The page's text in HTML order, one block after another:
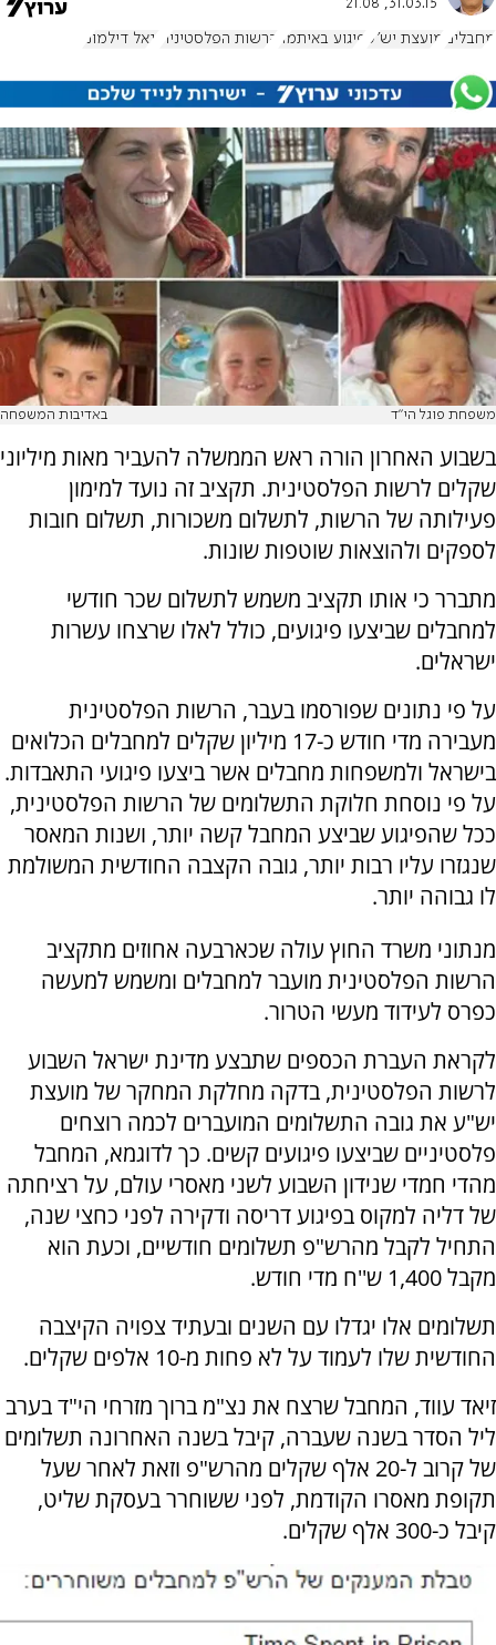
מחבלים מועצת יש"ע פיגוע באיתמר הרשות הפלסטינית יגאל דילמוני
משפחת פוגל הי"ד באדיבות המשפחה
בשבוע האחרון הורה ראש הממשלה להעביר מאות מיליוני
שקלים לרשות הפלסטינית. תקציב זה נועד למימון
פעילותה של הרשות, לתשלום משכורות, תשלום חובות
לספקים ולהוצאות שוטפות שונות.
מתברר כי אותו תקציב משמש לתשלום שכר חודשי
למחבלים שביצעו פיגועים, כולל לאלו שרצחו עשרות
ישראלים.
על פי נתונים שפורסמו בעבר, הרשות הפלסטינית
מעבירה מדי חודש כ-17 מיליון שקלים למחבלים הכלואים
בישראל ולמשפחות מחבלים אשר ביצעו פיגועי התאבדות.
על פי נוסחת חלוקת התשלומים של הרשות הפלסטינית,
ככל שהפיגוע שביצע המחבל קשה יותר, ושנות המאסר
שנגזרו עליו רבות יותר, גובה הקצבה החודשית המשולמת
לו גבוהה יותר.
מנתוני משרד החוץ עולה שכארבעה אחוזים מתקציב
הרשות הפלסטינית מועבר למחבלים ומשמש למעשה
כפרס לעידוד מעשי הטרור.
לקראת העברת הכספים שתבצע מדינת ישראל השבוע
לרשות הפלסטינית, בדקה מחלקת המחקר של מועצת
יש"ע את גובה התשלומים המועברים לכמה רוצחים
פלסטיניים שביצעו פיגועים קשים. כך לדוגמא, המחבל
מהדי חמדי שנידון השבוע לשני מאסרי עולם, על רציחתה
של דליה למקוס בפיגוע דריסה ודקירה לפני כחצי שנה,
התחיל לקבל מהרש"פ תשלומים חודשיים, וכעת הוא
מקבל 1,400 ש''ח מדי חודש.
תשלומים אלו יגדלו עם השנים ובעתיד צפויה הקיצבה
החודשית שלו לעמוד על לא פחות מ-10 אלפים שקלים.
זיאד עווד, המחבל שרצח את נצ"מ ברוך מזרחי הי"ד בערב
ליל הסדר בשנה שעברה, קיבל בשנה האחרונה תשלומים
של קרוב ל-20 אלף שקלים מהרש"פ וזאת לאחר שעל
תקופת מאסרו הקודמת, לפני ששוחרר בעסקת שליט,
קיבל כ-300 אלף שקלים.